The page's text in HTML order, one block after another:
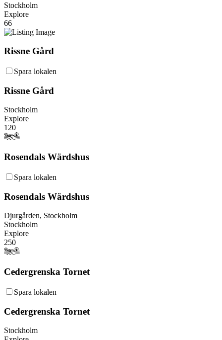
Stockholm
Explore
66
Rissne Gård
Spara lokalen
Rissne Gård
Stockholm
Explore
120
Rosendals Wärdshus
Spara lokalen
Rosendals Wärdshus
Djurgården, Stockholm
Stockholm
Explore
250
Cedergrenska Tornet
Spara lokalen
Cedergrenska Tornet
Stockholm